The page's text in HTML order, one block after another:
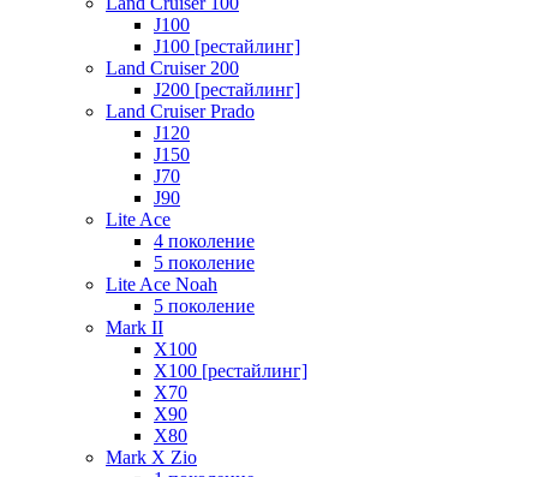
J100
J100 [рестайлинг]
Land Cruiser 200
J200 [рестайлинг]
Land Cruiser Prado
J120
J150
J70
J90
Lite Ace
4 поколение
5 поколение
Lite Ace Noah
5 поколение
Mark II
X100
X100 [рестайлинг]
X70
X90
Х80
Mark X Zio